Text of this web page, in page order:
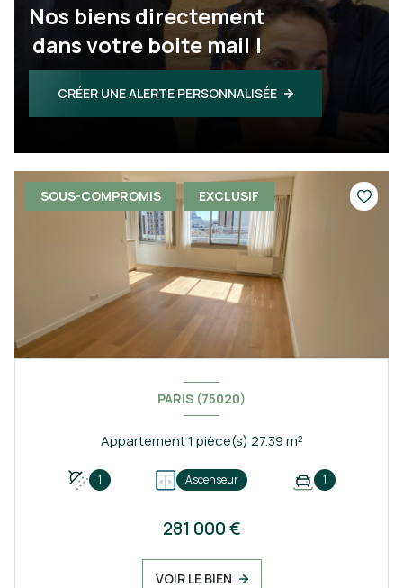
Nos biens directement
dans votre boite mail !
CRÉER UNE ALERTE PERSONNALISÉE
SOUS-COMPROMIS EXCLUSIF
PARIS (75020)
Appartement 1 pièce(s) 27.39 m²
1 Ascenseur 1
281 000 €
VOIR LE BIEN